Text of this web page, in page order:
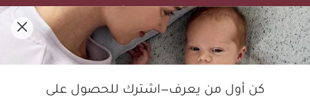
تنزيلات الصيف! تسوقي الأفضل مبيعًا بخصم لغاية 50%.
كن أول من يعرف—اشترك للحصول على